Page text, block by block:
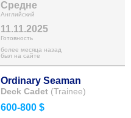
Средне
Английский
11.11.2025
Готовность
более месяца назад
был на сайте
Ordinary Seaman
Deck Cadet (Trainee)
600-800 $